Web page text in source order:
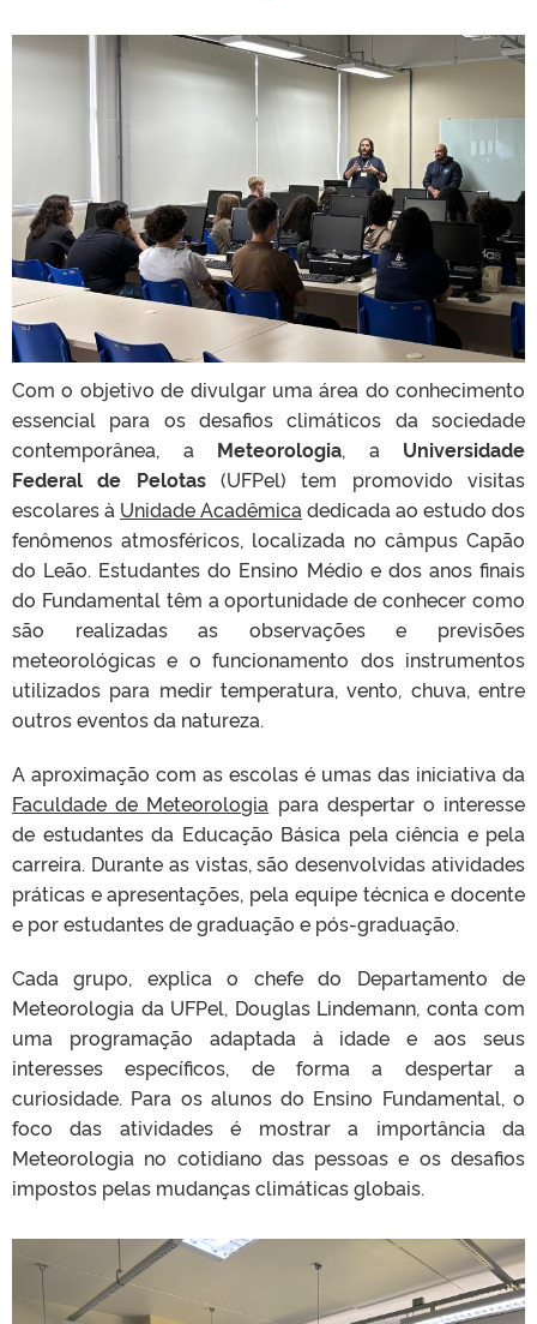
Com o objetivo de divulgar uma área do conhecimento
essencial para os desafios climáticos da sociedade
contemporânea, a Meteorologia, a Universidade
Federal de Pelotas(UFPel) tem promovido visitas
escolares à Unidade Acadêmica dedicada ao estudo dos
fenômenos atmosféricos, localizada no câmpus Capão
do Leão. Estudantes do Ensino Médio e dos anos finais
do Fundamental têm a oportunidade de conhecer como
são realizadas as observações e previsões
meteorológicas e o funcionamento dos instrumentos
utilizados para medir temperatura, vento, chuva, entre
outros eventos da natureza.
A aproximação com as escolas é umas das iniciativa da
Faculdade de Meteorologia para despertar o interesse
de estudantes da Educação Básica pela ciência e pela
carreira. Durante as vistas, são desenvolvidas atividades
práticas e apresentações, pela equipe técnica e docente
e por estudantes de graduação e pós-graduação.
Cada grupo, explica o chefe do Departamento de
Meteorologia da UFPel, Douglas Lindemann, conta com
uma programação adaptada à idade e aos seus
interesses específicos, de forma a despertar a
curiosidade. Para os alunos do Ensino Fundamental, o
foco das atividades é mostrar a importância da
Meteorologia no cotidiano das pessoas e os desafios
impostos pelas mudanças climáticas globais.